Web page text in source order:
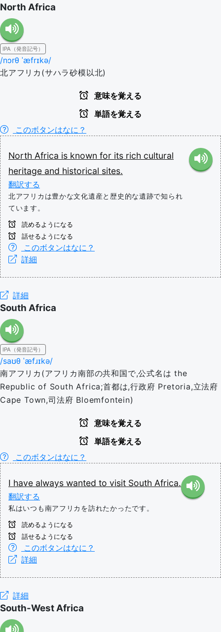
North Africa
IPA（発音記号）
/nɔrθ ˈæfrɪkə/
北アフリカ(サハラ砂模以北)
意味を覚える
単語を覚える
このボタンはなに？
North Africa is known for its rich cultural
heritage and historical sites.
翻訳する
北アフリカは豊かな文化遺産と歴史的な遺跡で知られ
ています。
読めるようになる
話せるようになる
このボタンはなに？
詳細
詳細
South Africa
IPA（発音記号）
/saʊθ ˈæfɹɪkə/
南アフリカ(アフリカ南部の共和国で,公式名は the
Republic of South Africa;首都は,行政府 Pretoria,立法府
Cape Town,司法府 Bloemfontein)
意味を覚える
単語を覚える
このボタンはなに？
I have always wanted to visit South Africa.
翻訳する
私はいつも南アフリカを訪れたかったです。
読めるようになる
話せるようになる
このボタンはなに？
詳細
詳細
South-West Africa